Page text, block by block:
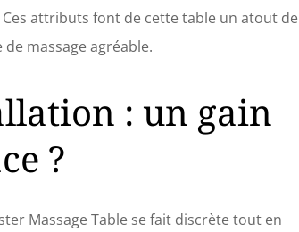
attributs font de cette table un atout de
massage agréable.
: un gain
?
Massage Table se fait discrète tout en